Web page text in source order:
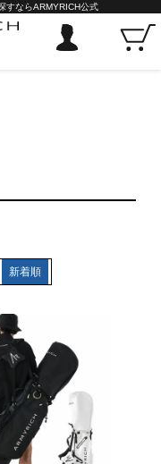
すならARMYRICH公式
新着順